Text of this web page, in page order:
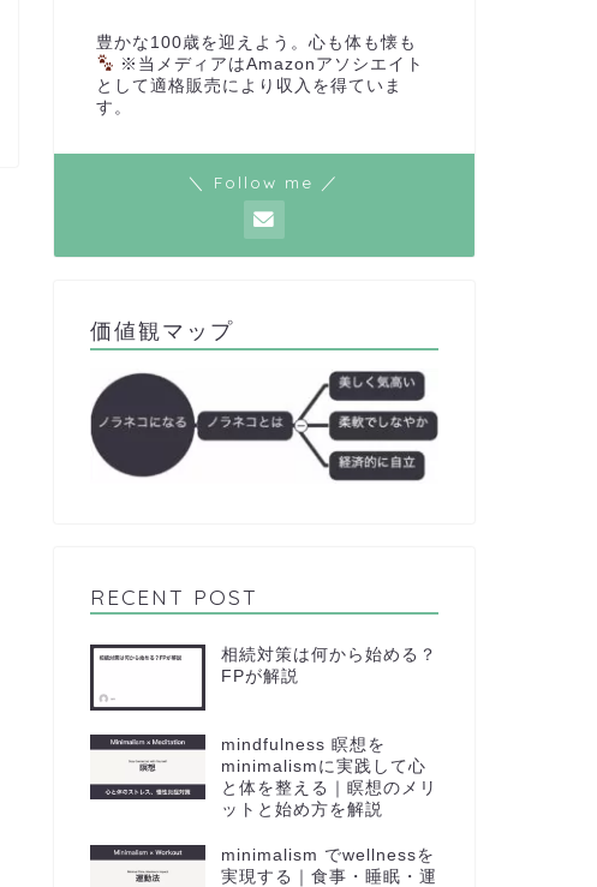
豊かな100歳を迎えよう。心も体も懐も
※当メディアはAmazonアソシエイト
として適格販売により収入を得ていま
す。
＼ Follow me ／
価値観マップ
RECENT POST
相続対策は何から始める？
FPが解説
mindfulness 瞑想を
minimalismに実践して心
と体を整える｜瞑想のメリ
ットと始め方を解説
minimalism でwellnessを
実現する｜食事・睡眠・運